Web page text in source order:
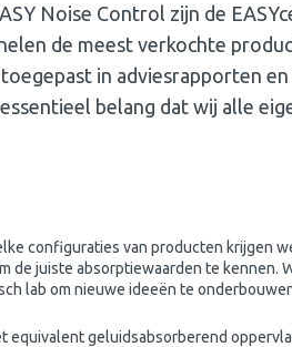
Noise Control zijn de
de meest verkochte
in adviesrapporten en
belang dat wij alle
configuraties van producten krijgen
de juiste absorptiewaarden te kennen.
lab om nieuwe ideeën te
equivalent geluidsabsorberend